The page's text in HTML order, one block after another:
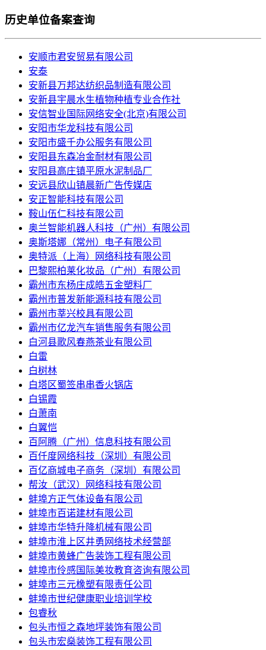
历史单位备案查询
安顺市君安贸易有限公司
安泰
安新县万邦达纺织品制造有限公司
安新县宇晨水生植物种植专业合作社
安信智业国际网络安全(北京)有限公司
安阳市华龙科技有限公司
安阳市盛千办公服务有限公司
安阳县东森冶金耐材有限公司
安阳县高庄镇平原水泥制品厂
安远县欣山镇晨新广告传媒店
安正智能科技有限公司
鞍山伍仁科技有限公司
奥兰智能机器人科技（广州）有限公司
奥斯塔娜（常州）电子有限公司
奥特派（上海）网络科技有限公司
巴黎熙柏莱化妆品（广州）有限公司
霸州市东杨庄成皓五金塑料厂
霸州市普发新能源科技有限公司
霸州市莘兴校具有限公司
霸州市亿龙汽车销售服务有限公司
白河县歌风春燕茶业有限公司
白雷
白树林
白塔区蜀签串串香火锅店
白锡霞
白萧南
白翼恺
百阿腾（广州）信息科技有限公司
百仟度网络科技（深圳）有限公司
百亿商城电子商务（深圳）有限公司
帮汝（武汉）网络科技有限公司
蚌埠方正气体设备有限公司
蚌埠市百诺建材有限公司
蚌埠市华特升降机械有限公司
蚌埠市淮上区井勇网络技术经营部
蚌埠市黄蜂广告装饰工程有限公司
蚌埠市伶感国际美妆教育咨询有限公司
蚌埠市三元橡塑有限责任公司
蚌埠市世纪健康职业培训学校
包睿秋
包头市恒之森地坪装饰有限公司
包头市宏燊装饰工程有限公司